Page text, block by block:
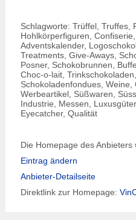
Schlagworte: Trüffel, Truffes,
Hohlkörperfiguren,
Adventskalender,
Treatments, Give-Aways,
Posner, Schokobrunnen,
Choc-o-lait,
Schokoladenfondues, Weine,
Werbeartikel, Süßwaren,
Industrie, Messen,
Eyecatcher, Qualität
Die Homepage des Anbieters
Eintrag ändern
Anbieter-Detailseite
Direktlink zur Homepage: